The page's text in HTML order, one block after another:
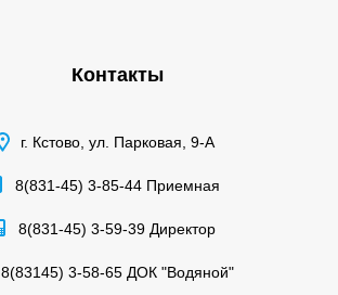
Контакты
г. Кстово, ул. Парковая, 9-А
8(831-45) 3-85-44 Приемная
8(831-45) 3-59-39 Директор
8(83145) 3-58-65 ДОК "Водяной"